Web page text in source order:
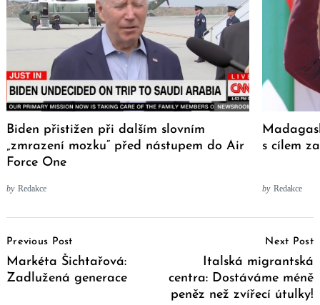
Biden přistižen při dalším slovním
„zmrazení mozku“ před nástupem do Air
Force One
by Redakce
s cílem
by Redakce
Navigation
Previous Post
Markéta Šichtařová:
Zadlužená generace
Next Post
Italská migrantská
centra: Dostáváme méně
peněz než zvířecí útulky!